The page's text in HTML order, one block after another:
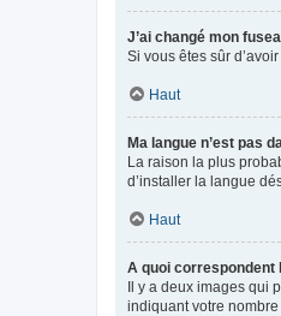
J’ai changé mon
Si vous êtes sûr
Haut
Ma langue n’est pas
La raison la plus
d’installer la langue
Haut
A quoi correspondent
Il y a deux images qui
indiquant votre